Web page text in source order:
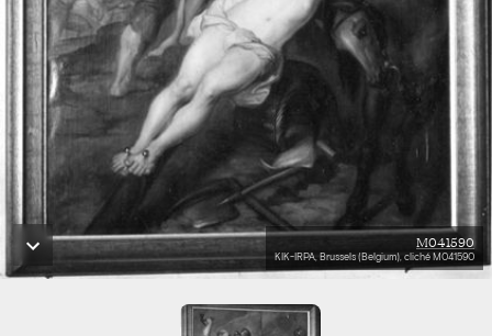
M041590
KIK-IRPA, Brussels (Belgium), cliché M041590